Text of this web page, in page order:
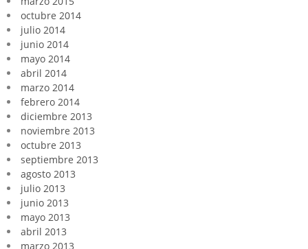
octubre 2014
julio 2014
junio 2014
mayo 2014
abril 2014
marzo 2014
febrero 2014
diciembre 2013
noviembre 2013
octubre 2013
septiembre 2013
agosto 2013
julio 2013
junio 2013
mayo 2013
abril 2013
marzo 2013